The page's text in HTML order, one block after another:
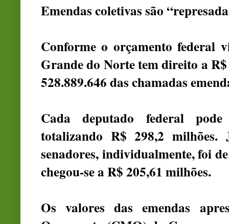
Emendas coletivas são
Conforme o orçamento federal
Grande do Norte tem direito a R$
528.889.646 das chamadas
Cada deputado federal
totalizando R$ 298,2
senadores, individualmente, foi
chegou-se a R$ 205,61 milhões.
Os valores das emendas